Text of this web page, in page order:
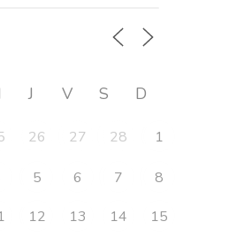
J V S D
26 27 28 1
5 6 7
8
12 13 14 15